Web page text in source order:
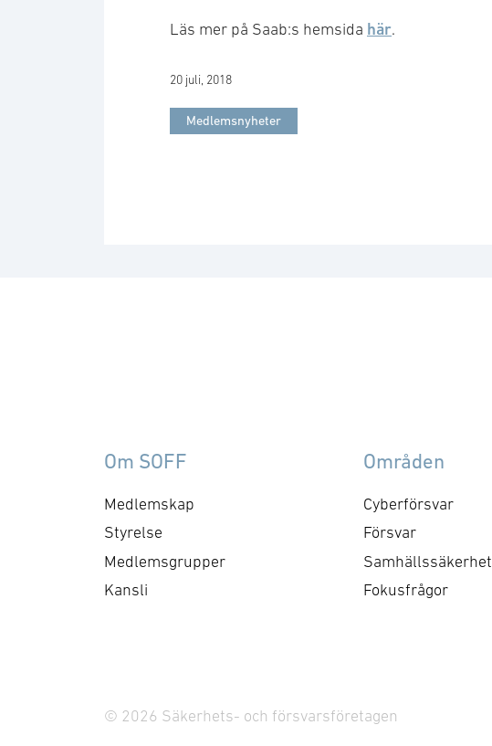
Läs mer på Saab:s hemsida här.
20 juli, 2018
Medlemsnyheter
Om SOFF
Medlemskap
Styrelse
Medlemsgrupper
Kansli
Områden
Cyberförsvar
Försvar
Samhällssäkerhet
Fokusfrågor
© 2026 Säkerhets- och försvarsföretagen